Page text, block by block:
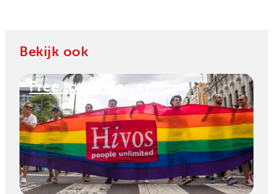
Bekijk ook
Free to be Me